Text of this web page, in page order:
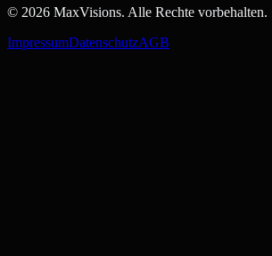
© 2026 MaxVisions. Alle Rechte vorbehalten.
ImpressumDatenschutzAGB